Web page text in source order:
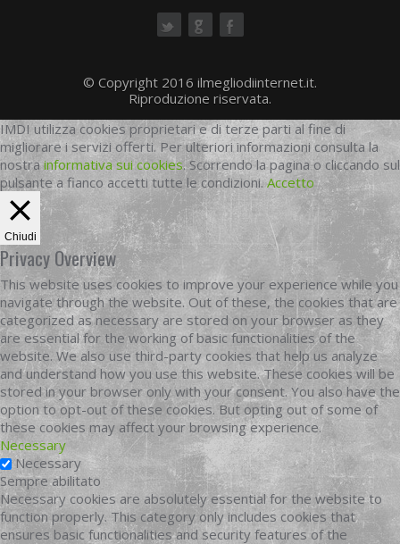
© Copyright 2016 ilmegliodiinternet.it.
Riproduzione riservata.
IMDI utilizza cookies proprietari e di terze parti al fine di
migliorare i servizi offerti. Per ulteriori informazioni consulta la
nostrainformativa sui cookies. Scorrendo la pagina o cliccando sul
pulsante a fianco accetti tutte le condizioni.Accetto
Chiudi
Privacy Overview
This website uses cookies to improve your experience while you
navigate through the website. Out of these, the cookies that are
categorized as necessary are stored on your browser as they
are essential for the working of basic functionalities of the
website. We also use third-party cookies that help us analyze
and understand how you use this website. These cookies will be
stored in your browser only with your consent. You also have the
option to opt-out of these cookies. But opting out of some of
these cookies may affect your browsing experience.
Necessary
Necessary
Sempre abilitato
Necessary cookies are absolutely essential for the website to
function properly. This category only includes cookies that
ensures basic functionalities and security features of the